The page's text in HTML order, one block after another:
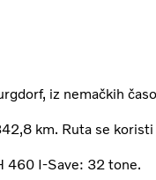
iz nemačkih
km. Ruta se
460 I-Save: 32 tone.